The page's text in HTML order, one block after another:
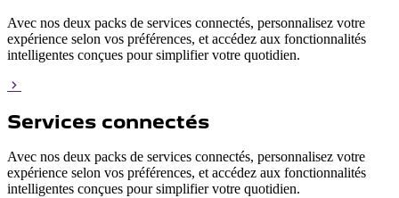
Avec nos deux packs de services connectés, personnalisez votre
expérience selon vos préférences, et accédez aux fonctionnalités
intelligentes conçues pour simplifier votre quotidien.
Services connectés
Avec nos deux packs de services connectés, personnalisez votre
expérience selon vos préférences, et accédez aux fonctionnalités
intelligentes conçues pour simplifier votre quotidien.